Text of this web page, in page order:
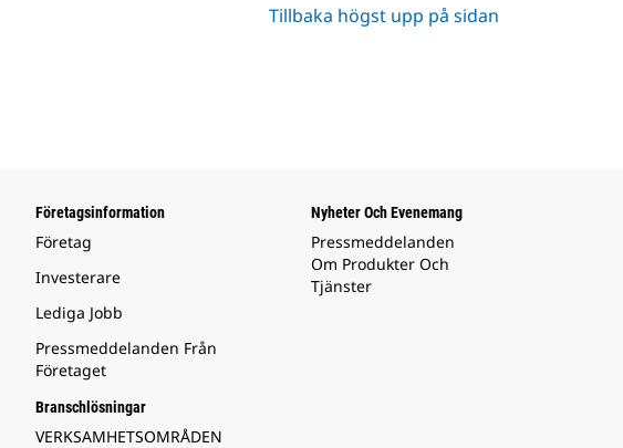
Tillbaka högst upp på sidan
Företagsinformation
Företag
Investerare
Lediga Jobb
Pressmeddelanden Från
Företaget
Branschlösningar
VERKSAMHETSOMRÅDEN
Nyheter Och Evenemang
Pressmeddelanden
Om Produkter Och
Tjänster